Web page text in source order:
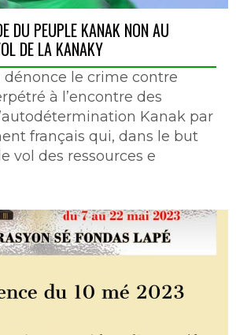
DU PEUPLE KANAK NON AU
DE LA KANAKY
le crime contre
à l’encontre des
Kanak par
français qui, dans le but
vol des ressources e